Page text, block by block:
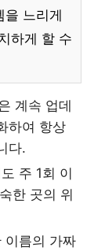
을 느리게
하게 할 수
계속 업데
하여 항상
다.
주 1회 이
한 곳의 위
이름의 가짜